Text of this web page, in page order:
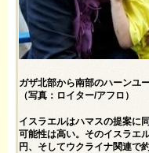
ガザ北部から南部のハーンユ
（写真：ロイター/アフロ）
イスラエルはハマスの提案に
可能性は高い。そのイスラエ
円、そしてウクライナ関連で